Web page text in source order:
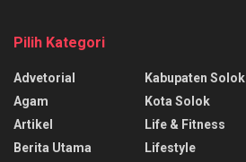
Pilih Kategori
Advetorial
Agam
Artikel
Berita Utama
Kabupaten Solok
Kota Solok
Life & Fitness
Lifestyle